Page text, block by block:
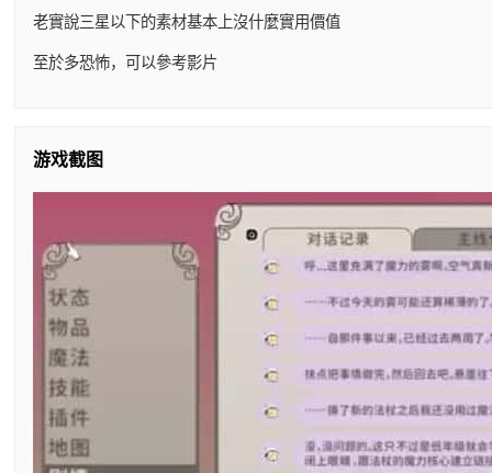
老實說三星以下的素材基本上沒什麼實用價值
至於多恐怖，可以參考影片
游戏截图